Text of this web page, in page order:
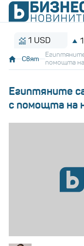
1 USD
Свят
помощта
Египтяните
с помощта на